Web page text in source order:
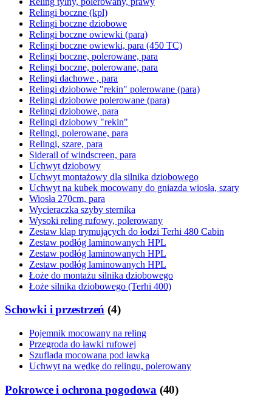
Relingi boczne (kpl)
Relingi boczne dziobowe
Relingi boczne owiewki (para)
Relingi boczne owiewki, para (450 TC)
Relingi boczne, polerowane, para
Relingi boczne, polerowane, para
Relingi dachowe , para
Relingi dziobowe "rekin" polerowane (para)
Relingi dziobowe polerowane (para)
Relingi dziobowe, para
Relingi dziobowy "rekin"
Relingi, polerowane, para
Relingi, szare, para
Siderail of windscreen, para
Uchwyt dziobowy
Uchwyt montażowy dla silnika dziobowego
Uchwyt na kubek mocowany do gniazda wiosła, szary
Wiosła 270cm, para
Wycieraczka szyby sternika
Wysoki reling rufowy, polerowany
Zestaw klap trymujących do łodzi Terhi 480 Cabin
Zestaw podłóg laminowanych HPL
Zestaw podłóg laminowanych HPL
Zestaw podłóg laminowanych HPL
Łoże do montażu silnika dziobowego
Łoże silnika dziobowego (Terhi 400)
Schowki i przestrzeń (4)
Pojemnik mocowany na reling
Przegroda do ławki rufowej
Szuflada mocowana pod ławką
Uchwyt na wędkę do relingu, polerowany
Pokrowce i ochrona pogodowa (40)